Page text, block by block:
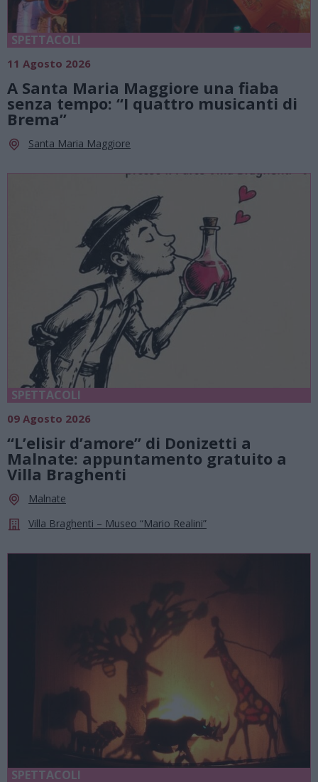
SPETTACOLI
11 Agosto 2026
A Santa Maria Maggiore una fiaba
senza tempo: “I quattro musicanti di
Brema”
Santa Maria Maggiore
SPETTACOLI
09 Agosto 2026
“L’elisir d’amore” di Donizetti a
Malnate: appuntamento gratuito a
Villa Braghenti
Malnate
Villa Braghenti – Museo “Mario Realini”
SPETTACOLI